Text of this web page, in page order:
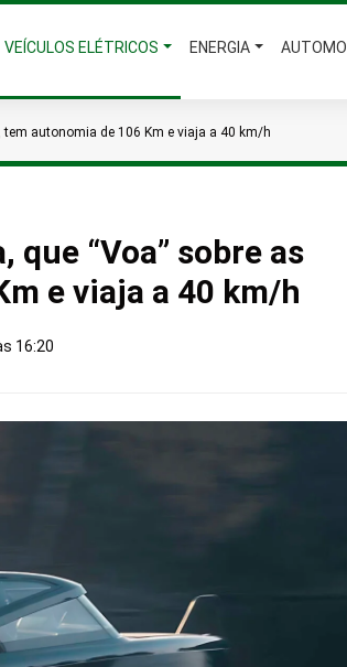
VEÍCULOS ELÉTRICOS ENERGIA
tem autonomia de 106 Km e viaja a 40 km/h
“Voa” sobre as
e viaja a 40 km/h
16:20